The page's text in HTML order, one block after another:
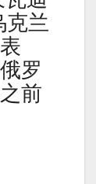
克兰
罗
前